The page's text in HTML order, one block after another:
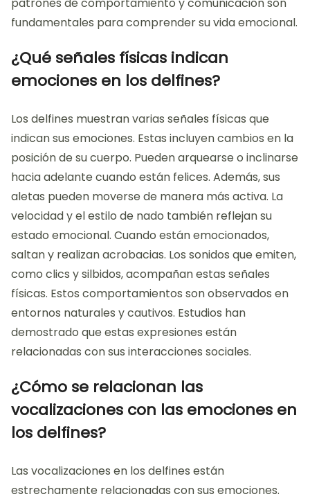
patrones de comportamiento y comunicación son
fundamentales para comprender su vida emocional.
¿Qué señales físicas indican
emociones en los delfines?
Los delfines muestran varias señales físicas que
indican sus emociones. Estas incluyen cambios en la
posición de su cuerpo. Pueden arquearse o inclinarse
hacia adelante cuando están felices. Además, sus
aletas pueden moverse de manera más activa. La
velocidad y el estilo de nado también reflejan su
estado emocional. Cuando están emocionados,
saltan y realizan acrobacias. Los sonidos que emiten,
como clics y silbidos, acompañan estas señales
físicas. Estos comportamientos son observados en
entornos naturales y cautivos. Estudios han
demostrado que estas expresiones están
relacionadas con sus interacciones sociales.
¿Cómo se relacionan las
vocalizaciones con las emociones en
los delfines?
Las vocalizaciones en los delfines están
estrechamente relacionadas con sus emociones.